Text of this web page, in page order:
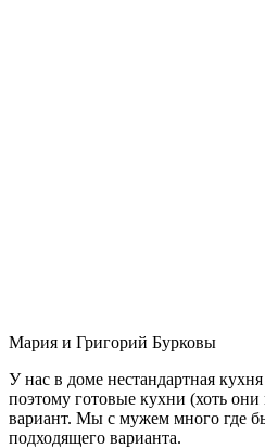
Мария и Григорий Бурковы
У нас в доме нестандартная
поэтому готовые кухни (хоть
вариант. Мы с мужем много где
подходящего варианта.